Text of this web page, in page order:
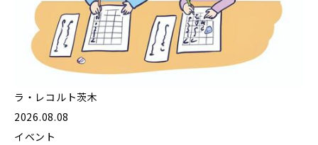
ラ・レコルト茨木
2026.08.08
イベント